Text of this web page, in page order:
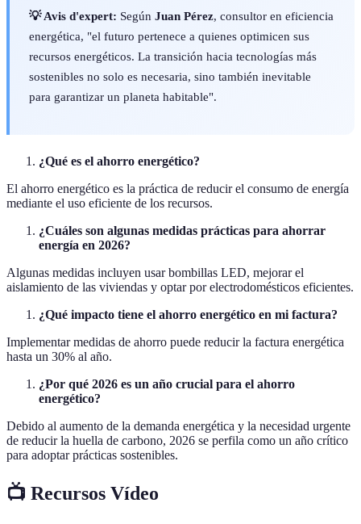
💡 Avis d'expert: Según Juan Pérez, consultor en eficiencia
energética, "el futuro pertenece a quienes optimicen sus
recursos energéticos. La transición hacia tecnologías más
sostenibles no solo es necesaria, sino también inevitable
para garantizar un planeta habitable".
¿Qué es el ahorro energético?
El ahorro energético es la práctica de reducir el consumo de energía
mediante el uso eficiente de los recursos.
¿Cuáles son algunas medidas prácticas para ahorrar
energía en 2026?
Algunas medidas incluyen usar bombillas LED, mejorar el
aislamiento de las viviendas y optar por electrodomésticos eficientes.
¿Qué impacto tiene el ahorro energético en mi factura?
Implementar medidas de ahorro puede reducir la factura energética
hasta un 30% al año.
¿Por qué 2026 es un año crucial para el ahorro
energético?
Debido al aumento de la demanda energética y la necesidad urgente
de reducir la huella de carbono, 2026 se perfila como un año crítico
para adoptar prácticas sostenibles.
📺 Recursos Vídeo